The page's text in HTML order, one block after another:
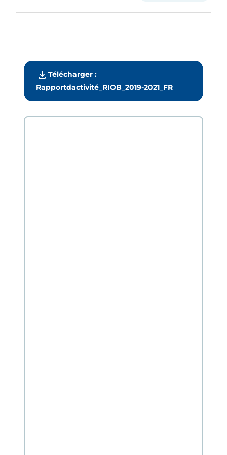
download Télécharger :
Rapportdactivité_RIOB_2019-2021_FR